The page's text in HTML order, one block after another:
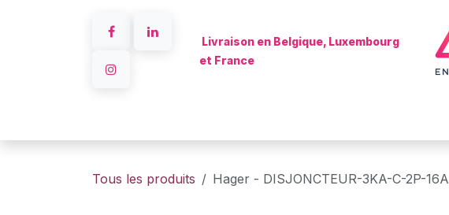
Livraison en Belgique, Luxembourg
et France
Tous les produits Hager - DISJONCTEUR-3KA-C-2P-16A